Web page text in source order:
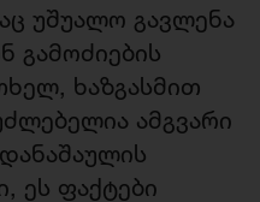
უშუალო გავლენა
გამოძიების
ხაზგასმით
ამგვარი
ეს ფაქტები